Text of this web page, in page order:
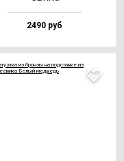
2490 руб